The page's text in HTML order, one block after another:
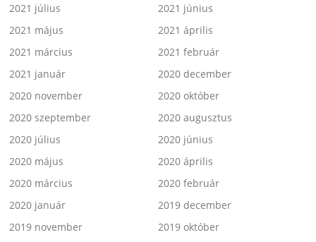
2021 július
2021 június
2021 május
2021 április
2021 március
2021 február
2021 január
2020 december
2020 november
2020 október
2020 szeptember
2020 augusztus
2020 július
2020 június
2020 május
2020 április
2020 március
2020 február
2020 január
2019 december
2019 november
2019 október